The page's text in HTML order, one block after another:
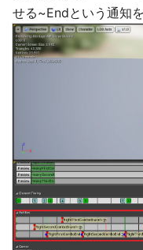
せる~Endという通知